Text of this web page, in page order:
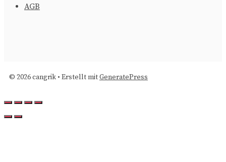
AGB
© 2026 cangrik • Erstellt mitGeneratePress